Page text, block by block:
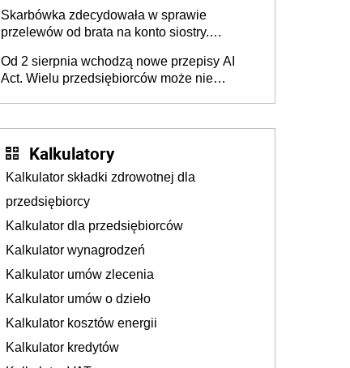
Skarbówka zdecydowała w sprawie
przelewów od brata na konto siostry.
darowizna, ale podatku jednak nie będzie
Od 2 sierpnia wchodzą nowe przepisy AI
Act. Wielu przedsiębiorców może nie
Kalkulatory
Kalkulator składki zdrowotnej dla
przedsiębiorcy
Kalkulator dla przedsiębiorców
Kalkulator wynagrodzeń
Kalkulator umów zlecenia
Kalkulator umów o dzieło
Kalkulator kosztów energii
Kalkulator kredytów